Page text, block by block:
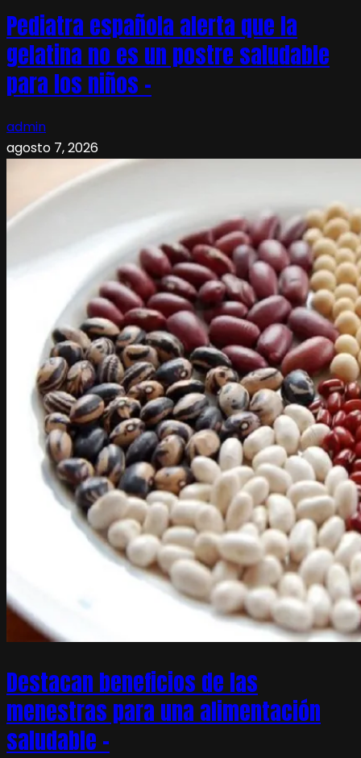
Pediatra española alerta que la
gelatina no es un postre saludable
para los niños –
admin
agosto 7, 2026
Destacan beneficios de las
menestras para una alimentación
saludable –